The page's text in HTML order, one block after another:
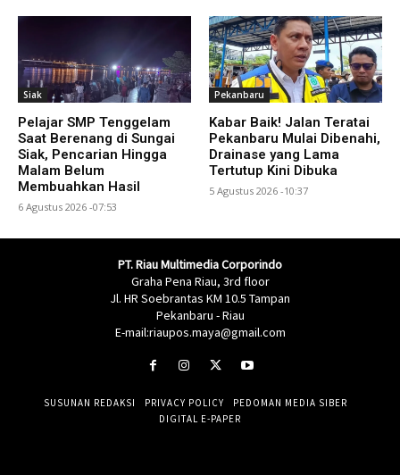
Siak
Pelajar SMP Tenggelam
Saat Berenang di Sungai
Siak, Pencarian Hingga
Malam Belum
Membuahkan Hasil
6 Agustus 2026 -07:53
Pekanbaru
Kabar Baik! Jalan Teratai
Pekanbaru Mulai Dibenahi,
Drainase yang Lama
Tertutup Kini Dibuka
5 Agustus 2026 -10:37
PT. Riau Multimedia Corporindo
Graha Pena Riau, 3rd floor
Jl. HR Soebrantas KM 10.5 Tampan
Pekanbaru - Riau
E-mail:riaupos.maya@gmail.com
SUSUNAN REDAKSI PRIVACY POLICY
PEDOMAN MEDIA SIBER
DIGITAL E-PAPER